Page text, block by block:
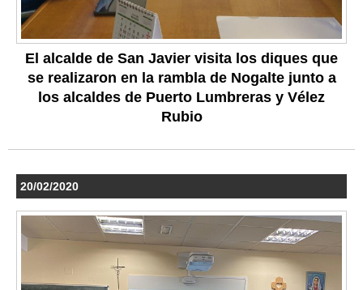
El alcalde de San Javier visita los diques que
se realizaron en la rambla de Nogalte junto a
los alcaldes de Puerto Lumbreras y Vélez
Rubio
20/02/2020